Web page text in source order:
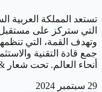
التي ستركز على مستقبل
وتهدف القمة، التي
جمع قادة التقنية
أنحاء العالم. تحت شعار &#8220;بناء آفاق جديدة
29 سبتمبر 2024